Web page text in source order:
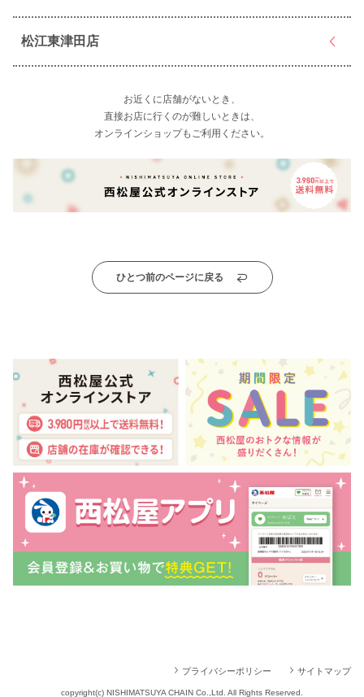
松江東津田店
お近くに店舗がないとき、
直接お店に行くのが難しいときは、
オンラインショップもご利用ください。
ひとつ前のページに戻る
プライバシーポリシー サイトマップ
copyright(c) NISHIMATSUYA CHAIN Co.,Ltd. All Rights Reserved.